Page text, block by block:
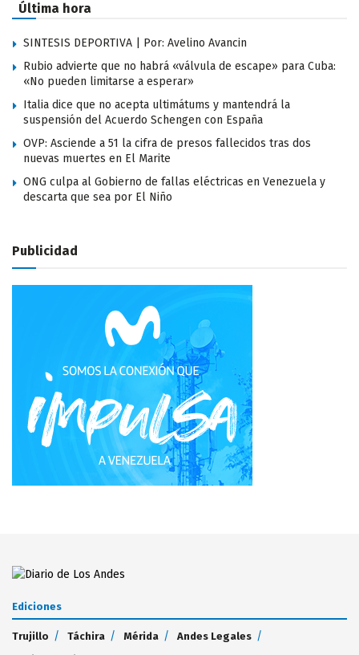
Última hora
SINTESIS DEPORTIVA | Por: Avelino Avancin
Rubio advierte que no habrá «válvula de escape» para Cuba:
«No pueden limitarse a esperar»
Italia dice que no acepta ultimátums y mantendrá la
suspensión del Acuerdo Schengen con España
OVP: Asciende a 51 la cifra de presos fallecidos tras dos
nuevas muertes en El Marite
ONG culpa al Gobierno de fallas eléctricas en Venezuela y
descarta que sea por El Niño
Publicidad
Ediciones
Trujillo Táchira Mérida
Andes Legales